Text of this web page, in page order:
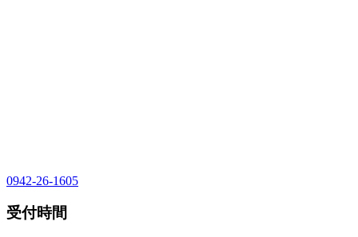
0942-26-1605
受付時間